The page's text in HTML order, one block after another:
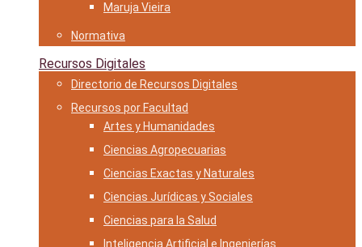
Maruja Vieira
Normativa
Recursos Digitales
Directorio de Recursos Digitales
Recursos por Facultad
Artes y Humanidades
Ciencias Agropecuarias
Ciencias Exactas y Naturales
Ciencias Jurídicas y Sociales
Ciencias para la Salud
Inteligencia Artificial e Ingenierías